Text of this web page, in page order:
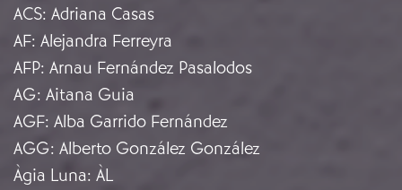
ACS: Adriana Casas
AF: Alejandra Ferreyra
AFP: Arnau Fernández Pasalodos
AG: Aitana Guia
AGF: Alba Garrido Fernández
AGG: Alberto González González
Àgia Luna: ÀL